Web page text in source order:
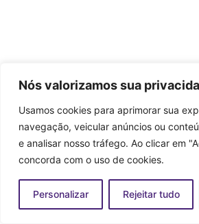
Nós valorizamos sua
Usamos cookies para aprimorar sua
navegação, veicular anúncios ou
e analisar nosso tráfego. Ao clicar em
concorda com o uso de cookies.
Personalizar Rejeitar tudo